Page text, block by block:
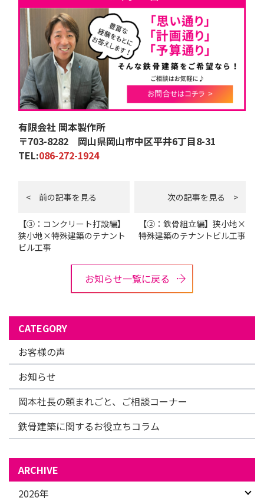
有限会社 岡本製作所
〒703-8282 岡山県岡山市中区平井6丁目8-31
TEL:086-272-1924
< 前の記事を見る
【③：コンクリート打設編】
狭小地×特殊建築のテナント
ビル工事
次の記事を見る >
【②：鉄骨組立編】狭小地×
特殊建築のテナントビル工事
お知らせ一覧に戻る
CATEGORY
お客様の声
お知らせ
岡本社長の頼まれごと、ご相談コーナー
鉄骨建築に関するお役立ちコラム
ARCHIVE
2026年